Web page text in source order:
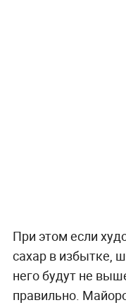
При этом если
сахар в избытке,
него будут не
правильно.